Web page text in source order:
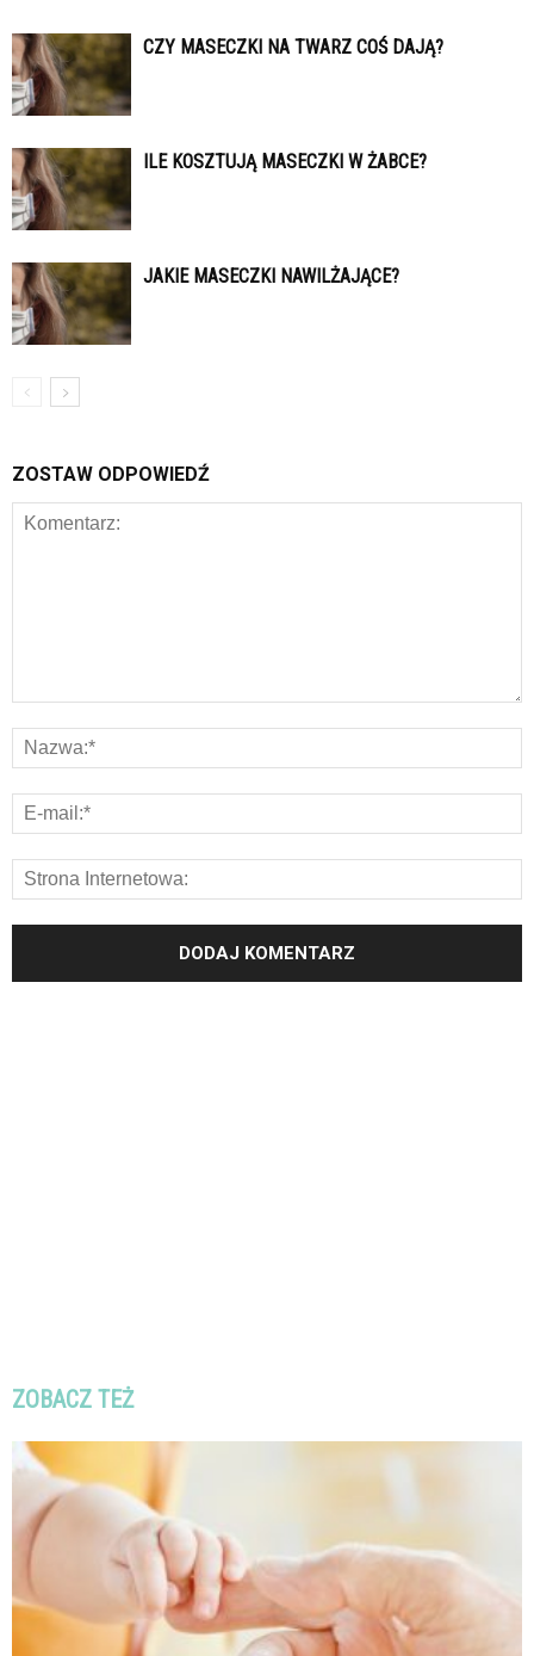
CZY MASECZKI NA TWARZ COŚ DAJĄ?
ILE KOSZTUJĄ MASECZKI W ŻABCE?
JAKIE MASECZKI NAWILŻAJĄCE?
ZOSTAW ODPOWIEDŹ
ZOBACZ TEŻ